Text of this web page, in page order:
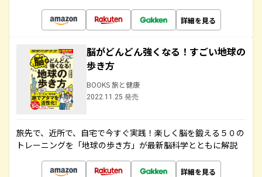
詳細を見る
脳がどんどん強くなる！すごい地球の
歩き方
BOOKS 旅と健康
2022.11.25 発売
旅先で、近所で、自宅で今すぐ実践！楽しく脳を鍛える５０の
トレーニングを「地球の歩き方」が最新脳科学とともに解説
詳細を見る